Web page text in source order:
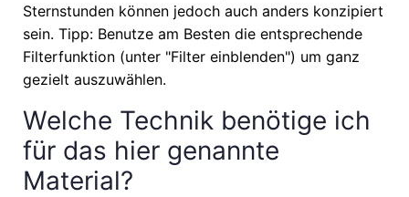
Sternstunden können jedoch auch anders konzipiert
sein. Tipp: Benutze am Besten die entsprechende
Filterfunktion (unter "Filter einblenden") um ganz
gezielt auszuwählen.
Welche Technik benötige ich
für das hier genannte
Material?